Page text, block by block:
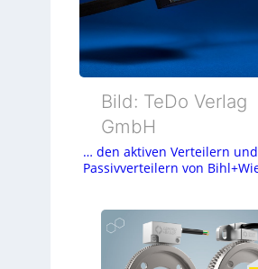
Bild: TeDo Verlag
GmbH
… den aktiven Verteilern und
Passivverteilern von